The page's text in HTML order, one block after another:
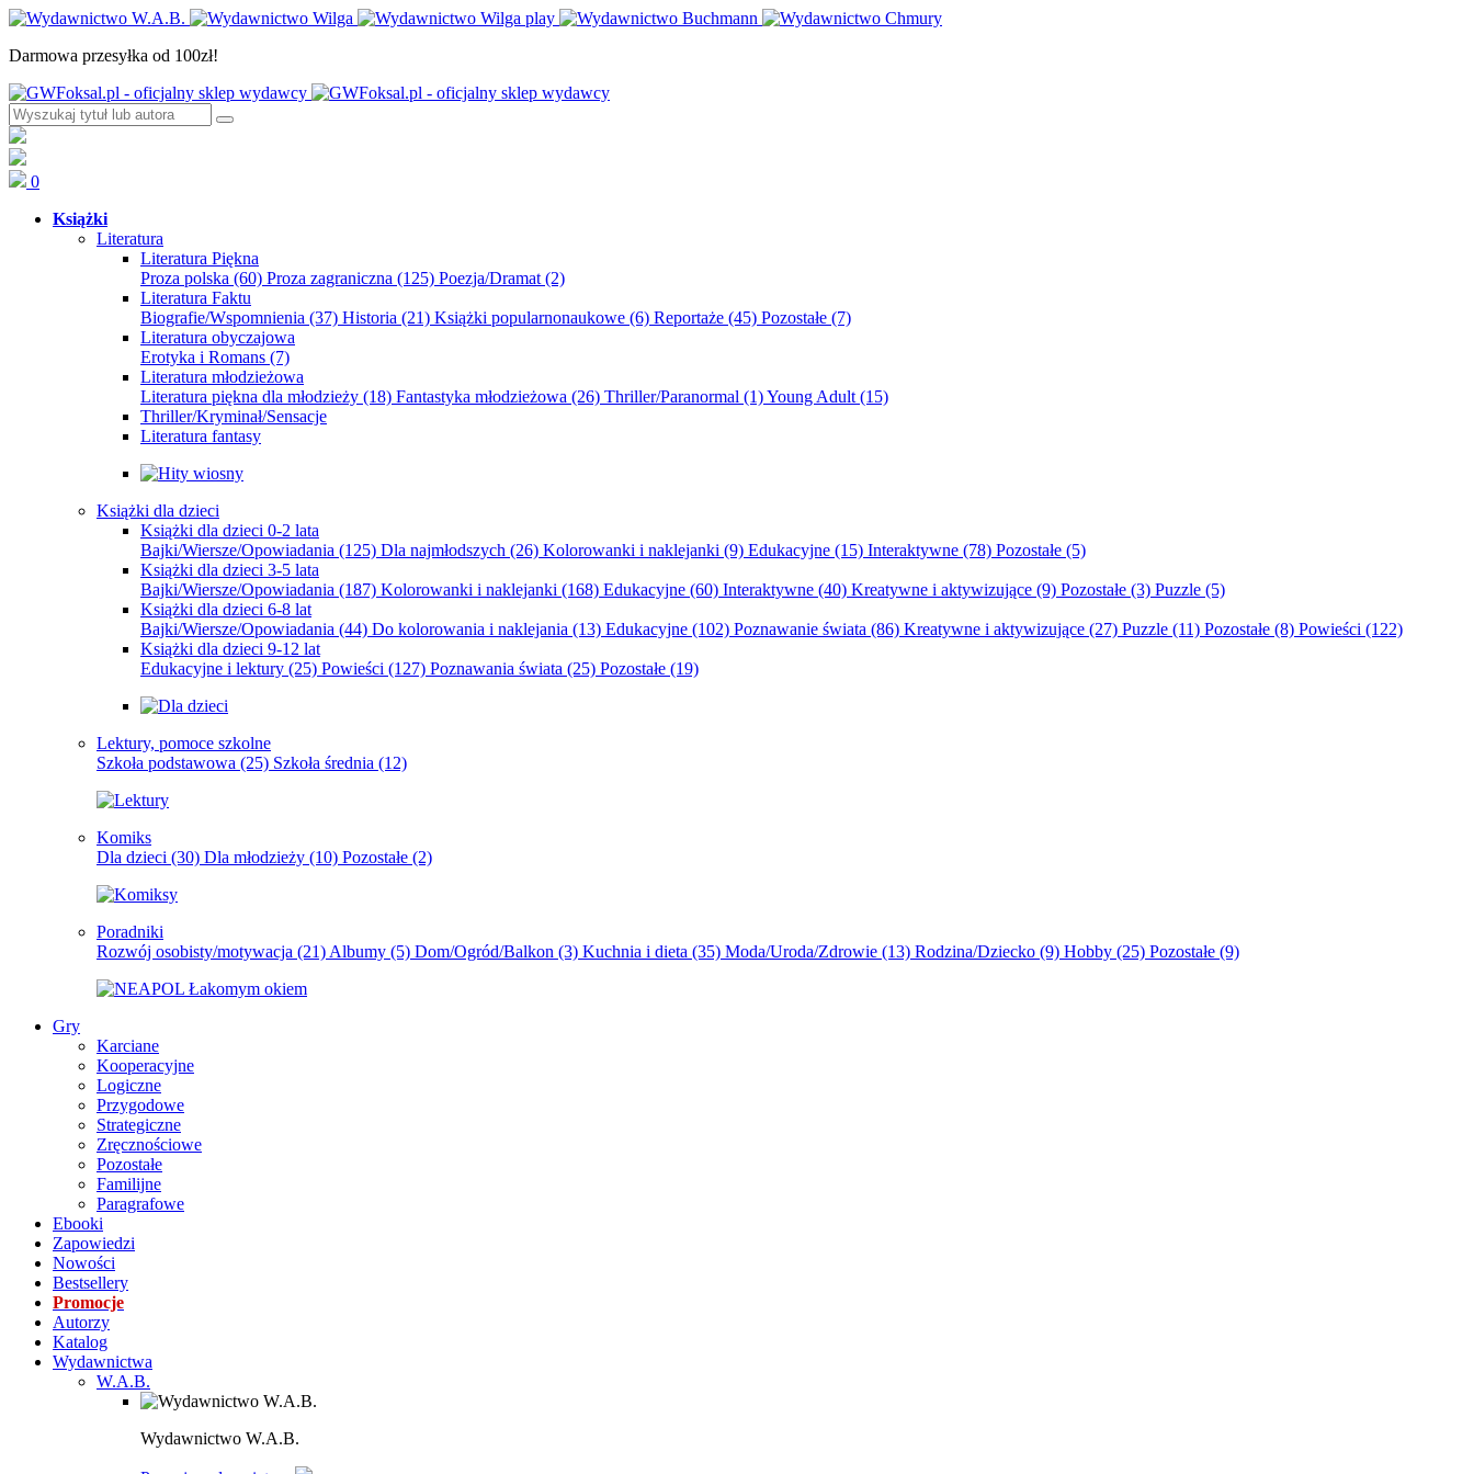
Darmowa przesyłka od 100zł!
0
Książki
Literatura
Literatura Piękna
Proza polska (60) Proza zagraniczna (125) Poezja/Dramat (2)
Literatura Faktu
Biografie/Wspomnienia (37) Historia (21) Książki popularnonaukowe (6) Reportaże (45) Pozostałe (7)
Literatura obyczajowa
Erotyka i Romans (7)
Literatura młodzieżowa
Literatura piękna dla młodzieży (18) Fantastyka młodzieżowa (26) Thriller/Paranormal (1)Young Adult (15)
Thriller/Kryminał/Sensacje
Literatura fantasy
Książki dla dzieci
Książki dla dzieci 0-2 lata
Bajki/Wiersze/Opowiadania (125) Dla najmłodszych (26) Kolorowanki i naklejanki (9) Edukacyjne (15) Interaktywne (78) Pozostałe (5)
Książki dla dzieci 3-5 lata
Bajki/Wiersze/Opowiadania (187) Kolorowanki i naklejanki (168) Edukacyjne (60) Interaktywne (40) Kreatywne i aktywizujące (9) Pozostałe (3) Puzzle (5)
Książki dla dzieci 6-8 lat
Bajki/Wiersze/Opowiadania (44) Do kolorowania i naklejania (13) Edukacyjne (102) Poznawanie świata (86) Kreatywne i aktywizujące (27) Puzzle (11) Pozostałe (8) Powieści (122)
Książki dla dzieci 9-12 lat
Edukacyjne i lektury (25) Powieści (127) Poznawania świata (25) Pozostałe (19)
Lektury, pomoce szkolne
Szkoła podstawowa (25) Szkoła średnia (12)
Komiks
Dla dzieci (30) Dla młodzieży (10) Pozostałe (2)
Poradniki
Rozwój osobisty/motywacja (21) Albumy (5) Dom/Ogród/Balkon (3) Kuchnia i dieta (35) Moda/Uroda/Zdrowie (13) Rodzina/Dziecko (9) Hobby (25) Pozostałe (9)
Gry
Karciane
Kooperacyjne
Logiczne
Przygodowe
Strategiczne
Zręcznościowe
Pozostałe
Familijne
Paragrafowe
Ebooki
Zapowiedzi
Nowości
Bestsellery
Promocje
Autorzy
Katalog
Wydawnictwa
W.A.B.
Wydawnictwo W.A.B.